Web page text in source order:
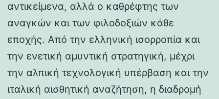
αντικείμενα, αλλά ο καθρέφτης των
αναγκών και των φιλοδοξιών κάθε
εποχής. Από την ελληνική ισορροπία και
την ενετική αμυντική στρατηγική, μέχρι
την αλπική τεχνολογική υπέρβαση και την
ιταλική αισθητική αναζήτηση, η διαδρομή